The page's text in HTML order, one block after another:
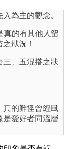
為主的觀念。
真的有其他人留
狀況！
三、五混搭之狀
真的難怪曾經風
是愛好者同溫層